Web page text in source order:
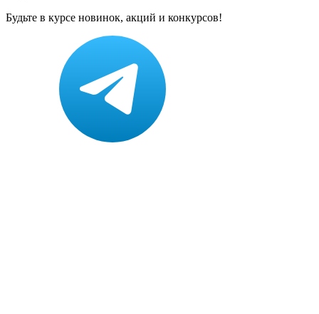
Будьте в курсе новинок, акций и конкурсов!